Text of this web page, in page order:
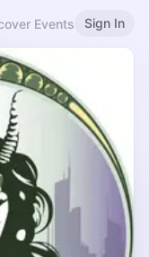
Events Sign In